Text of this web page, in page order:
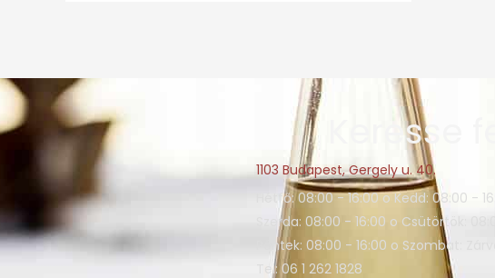
1103 Budapest, Gergely u. 40.
Hétfő: 08:00 - 16:00 o Kedd: 08:00 -
Szerda: 08:00 - 16:00 o Csütörtök:
Péntek: 08:00 - 16:00 o Szombat: Zárva
Tel: 06 1 262 1828